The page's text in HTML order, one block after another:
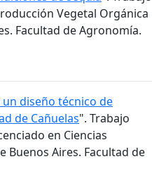
Vegetal Orgánica
Facultad de Agronomía.
diseño técnico de
de Cañuelas". Trabajo
en Ciencias
Aires. Facultad de